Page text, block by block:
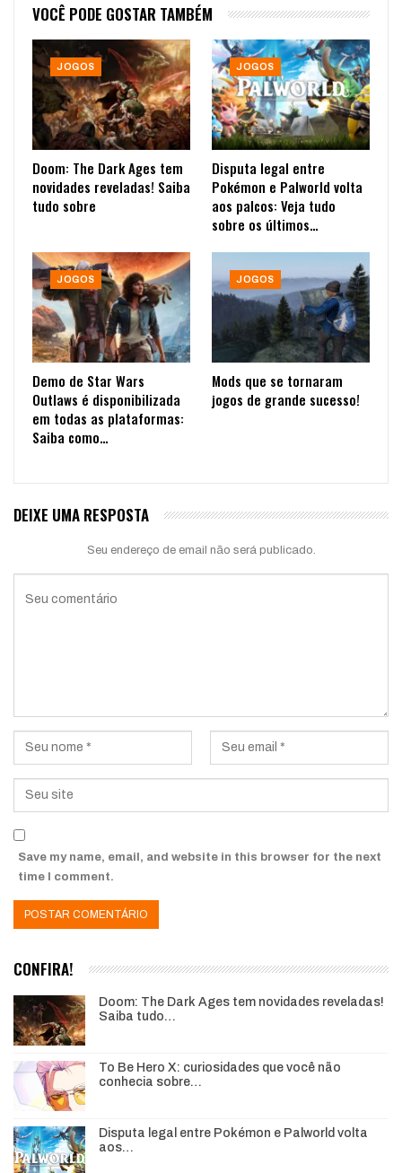
VOCÊ PODE GOSTAR TAMBÉM
JOGOS
Doom: The Dark Ages tem
novidades reveladas! Saiba
tudo sobre
JOGOS
Disputa legal entre
Pokémon e Palworld volta
aos palcos: Veja tudo
sobre os últimos…
JOGOS
Demo de Star Wars
Outlaws é disponibilizada
em todas as plataformas:
Saiba como…
JOGOS
Mods que se tornaram
jogos de grande sucesso!
DEIXE UMA RESPOSTA
Seu endereço de email não será publicado.
Save my name, email, and website in this browser for the next
time I comment.
CONFIRA!
Doom: The Dark Ages tem novidades reveladas!
Saiba tudo…
To Be Hero X: curiosidades que você não
conhecia sobre…
Disputa legal entre Pokémon e Palworld volta
aos…